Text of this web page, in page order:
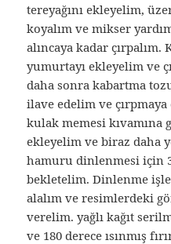
tereyağını ekleyelim,
koyalım ve mikser
alıncaya kadar çırpalım.
yumurtayı ekleyelim ve
daha sonra kabartma
ilave edelim ve
kulak memesi kıvamına
ekleyelim ve biraz daha
hamuru dinlenmesi için
bekletelim. Dinlenme
alalım ve resimlerdeki
verelim. yağlı kağıt
ve 180 derece ısınmış